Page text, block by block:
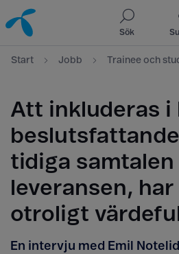
Till innehåll
Till sök
Sök
Start Jobb Trainee och
Att inkluderas i
tidiga samtalen
leveransen,
otroligt
En intervju med Emil